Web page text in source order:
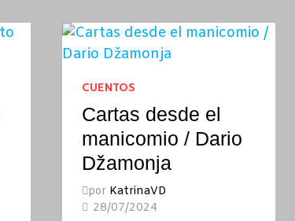
CUENTOS
Cartas desde el
manicomio / Dario
Džamonja
por KatrinaVD
28/07/2024